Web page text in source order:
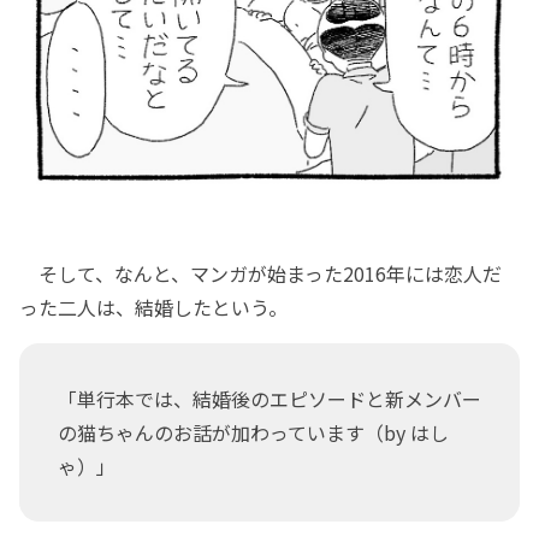
そして、なんと、マンガが始まった2016年には恋人だ
った二人は、結婚したという。
「単行本では、結婚後のエピソードと新メンバー
の猫ちゃんのお話が加わっています（by はし
ゃ）」